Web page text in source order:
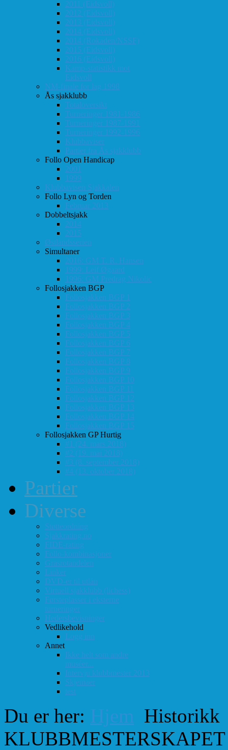
2011 (Eidsvoll)
2012 (Eidsvoll)
2013 (Eidsvoll)
2014 (Eidsvoll)
2014 (Rokaden/NSSF)
2015 (Eidsvoll)
2016 (Eidsvoll)
Kamp-statistikk mot
Eidsvoll
NM-finale for lag 1998
Ås sjakklubb
Totaloversikt
Turneringer 1981-1986
Turneringer 1987-1991
Turneringer 1992-1996
Klubbaviser
Partier fra Ås sjakklubb
Follo Open Handicap
2001
1999
Klubbavisen Sjakkalen
Follo Lyn og Torden
Februar 2013
Dobbeltsjakk
2014
2015
Østlandsserien
Simultaner
2016: GM T. R. Hansen
1999: Leif Øgaard
1996: GM Predrag Nikolic
Follosjakken BGP
Follosjakken BGP 1
Follosjakken BGP 2
Follosjakken BGP 3
Follosjakken BGP 4
Follosjakken BGP 5
Follosjakken BGP 6
Follosjakken BGP 7
Follosjakken BGP 8
Follosjakken BGP 9
Follosjakken BGP 10
Follosjakken BGP 11
Follosjakken BGP 12
Follosjakken BGP 13
Follosjakken BGP 14
Follosjakken BGP 15
Follosjakken GP Hurtig
#1 (24. mars 2018)
#2 (19. mai 2018)
#3 (8. september 2018)
#4 (13. oktober 2018)
Partier
Diverse
Støtteordning
Sjakkrating.no
FIDE-rating
Follo-kombinasjoner
Grasrotandelen
Linker
DVD-er til utlån
Virtuell sjakklubb (lichess)
Førsteplasser i eksterne
turneringer
Hedersbevisninger
Vedlikehold
Logg inn
Annet
Ikke helt som andre
muséer...
Intervju klubbmester 2013
Skjemaer
test
Du er her: Hjem Historikk